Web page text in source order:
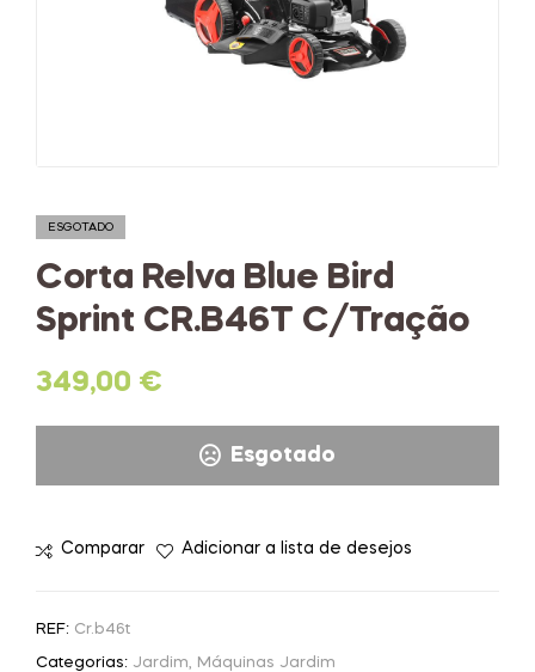
ESGOTADO
Corta Relva Blue Bird
Sprint CR.B46T C/Tração
349,00 €
Esgotado
Comparar Adicionar a lista de desejos
REF: Cr.b46t
Categorias: Jardim Máquinas Jardim